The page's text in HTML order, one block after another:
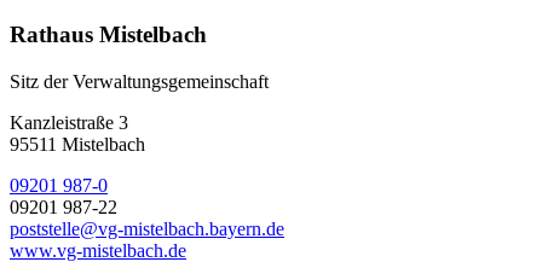
Rathaus Mistelbach
Sitz der Verwaltungsgemeinschaft
Kanzleistraße 3
95511 Mistelbach
09201 987-0
09201 987-22
poststelle@vg-mistelbach.bayern.de
www.vg-mistelbach.de